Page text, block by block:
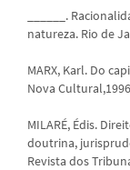
______.
natureza. Rio de
MARX, Karl. Do
Nova
MILARÉ, Édis.
doutrina,
Revista dos